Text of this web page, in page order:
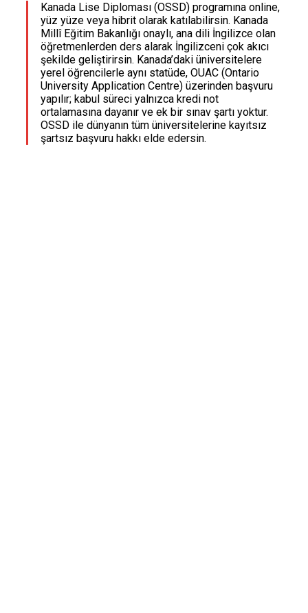
Kanada Lise Diploması (OSSD) programına online,
yüz yüze veya hibrit olarak katılabilirsin. Kanada
Millî Eğitim Bakanlığı onaylı, ana dili İngilizce olan
öğretmenlerden ders alarak İngilizceni çok akıcı
şekilde geliştirirsin. Kanada’daki üniversitelere
yerel öğrencilerle aynı statüde, OUAC (Ontario
University Application Centre) üzerinden başvuru
yapılır; kabul süreci yalnızca kredi not
ortalamasına dayanır ve ek bir sınav şartı yoktur.
OSSD ile dünyanın tüm üniversitelerine kayıtsız
şartsız başvuru hakkı elde edersin.